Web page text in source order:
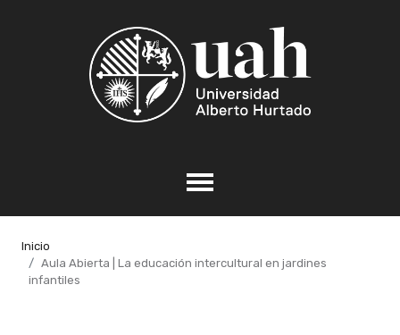
Inicio
Aula Abierta | La educación intercultural en jardines
infantiles